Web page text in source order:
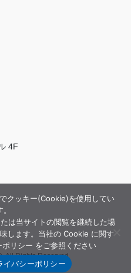
4F
All Rights Reserved.
クッキー(Cookie)を使用してい
は当サイトの閲覧を継続した場
します。当社の Cookie に関す
リシー をご参照ください
イバシーポリシー